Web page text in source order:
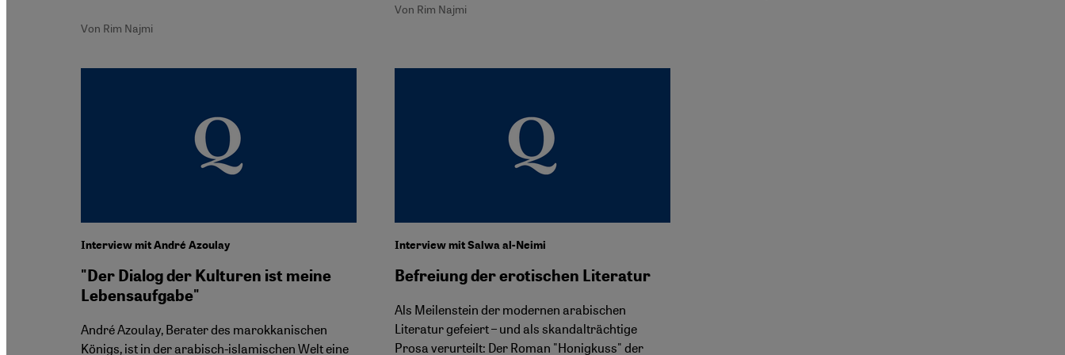
Von Rim Najmi
Von Rim Najmi
Interview mit André Azoulay
"Der Dialog der Kulturen ist meine
Lebensaufgabe"
André Azoulay, Berater des marokkanischen
Königs, ist in der arabisch-islamischen Welt eine
Interview mit Salwa al-Neimi
Befreiung der erotischen Literatur
Als Meilenstein der modernen arabischen
Literatur gefeiert – und als skandalträchtige
Prosa verurteilt: Der Roman "Honigkuss" der